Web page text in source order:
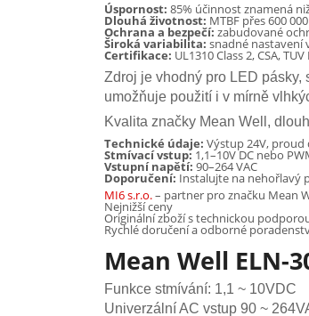
Úspornost: 85% účinnost znamená
Dlouhá životnost: MTBF přes 600
Ochrana a bezpečí: zabudované
Široká variabilita: snadné nastavení
Certifikace: UL1310 Class 2, CSA,
Zdroj je vhodný pro LED
umožňuje použití i v mírně
Kvalita značky Mean Well,
Technické údaje: Výstup 24V, proud
Stmívací vstup: 1,1–10V DC nebo
Vstupní napětí: 90–264 VAC
Doporučení: Instalujte na nehořlavý
MI6 s.r.o.– partner pro značku Mean
Nejnižší ceny
Originální zboží s technickou
Rychlé doručení a odborné
Mean Well ELN-
Funkce stmívání: 1,1 ~ 10VDC
Univerzální AC vstup 90 ~